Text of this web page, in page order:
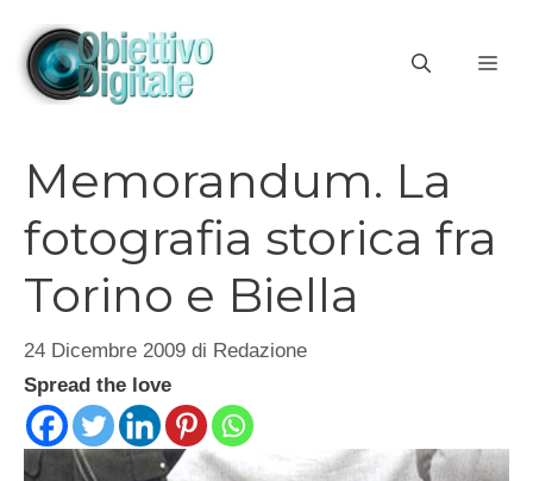
contenuto
Memorandum. La
fotografia storica fra
Torino e Biella
24 Dicembre 2009 di Redazione
Spread the love